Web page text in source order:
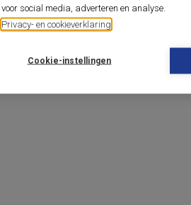
voor social media, adverteren en analyse.
Privacy- en cookieverklaring
Cookie-instellingen